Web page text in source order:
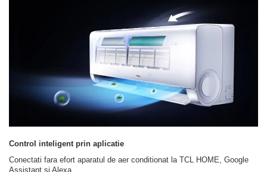
Control inteligent prin aplicatie
Conectati fara efort aparatul de aer conditionat la TCL HOME, Google
Assistant si Alexa.